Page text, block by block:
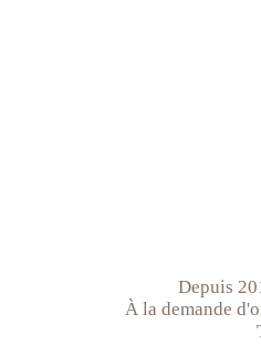
Depuis
À la demande